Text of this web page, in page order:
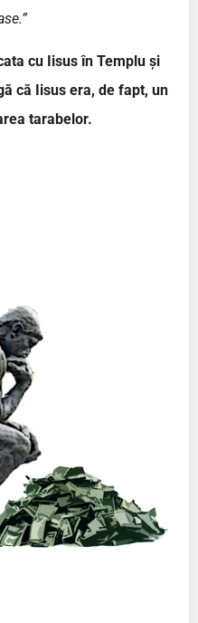
cu Iisus în Templu și
că Iisus era, de fapt, un
tarabelor.